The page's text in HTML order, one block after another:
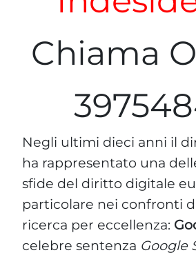
Chiama
Negli ultimi dieci anni il
ha rappresentato una
sfide del diritto digitale
particolare nei confronti
ricerca per eccellenza:
celebre sentenza Google